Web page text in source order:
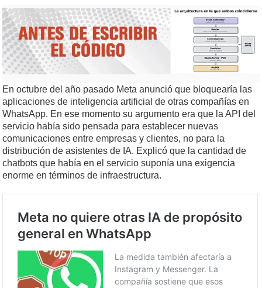
En octubre del año pasado Meta anunció que bloquearía las
aplicaciones de inteligencia artificial de otras compañías en
WhatsApp. En ese momento su argumento era que la API del
servicio había sido pensada para establecer nuevas
comunicaciones entre empresas y clientes, no para la
distribución de asistentes de IA. Explicó que la cantidad de
chatbots que había en el servicio suponía una exigencia
enorme en términos de infraestructura.